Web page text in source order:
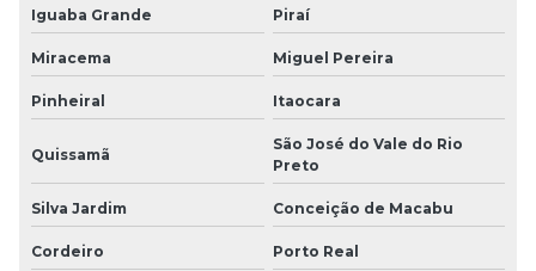
Iguaba Grande Piraí
Miracema Miguel Pereira
Pinheiral Itaocara
Quissamã
São José do Vale do Rio
Preto
Silva Jardim Conceição de Macabu
Cordeiro Porto Real